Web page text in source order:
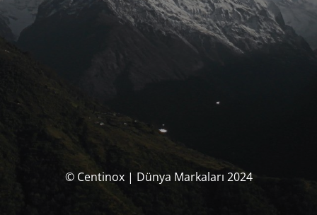
© Centinox | Dünya Markaları 2024